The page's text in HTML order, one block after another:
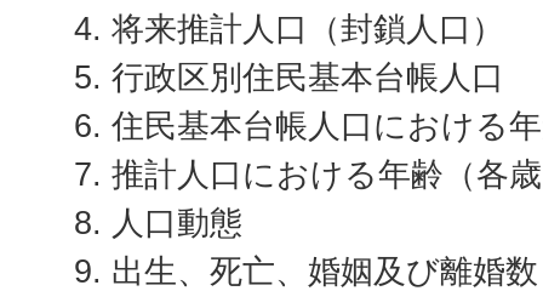
将来推計人口（封鎖人口）
行政区別住民基本台帳人口
住民基本台帳人口における
推計人口における年齢（各
人口動態
出生、死亡、婚姻及び離婚数